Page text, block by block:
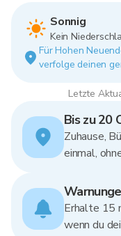
Sonnig
Kein
Für Hohen
verfolge deinen
Letzte
Bis zu 20
Zuhause,
einmal,
Erhalte 15
wenn du